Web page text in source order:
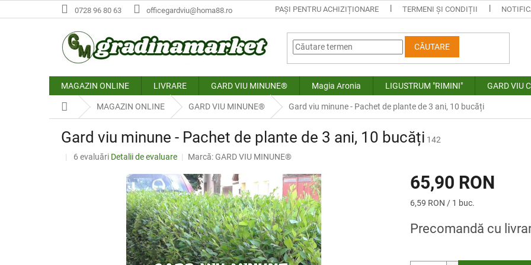
la
0728 96 80 63 officegardviu@homa88.ro PAȘI PENTRU ACHIZIȚIONARE TERMENI ȘI CONDIȚII
CĂUTARE
MAGAZIN ONLINE LIVRARE GARD VIU MINUNE® Magia Aronia LIGUSTRUM "RIMINI" GARD VIU
Acasă MAGAZIN ONLINE GARD VIU MINUNE® Gard viu minune - Pachet de plante de 3 ani, 10 bucăți
Gard viu minune - Pachet de plante de 3 ani, 10 bucăți 142
Evaluarea
6 evaluări Detalii de evaluare Marcă: GARD VIU MINUNE®
65,90 RON
Evaluare
6,59 RON / 1 buc.
Precomandă cu